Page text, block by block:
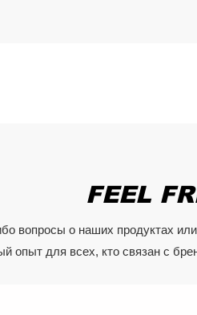
FEEL
вопросы о наших продуктах
опыт для всех, кто связан с